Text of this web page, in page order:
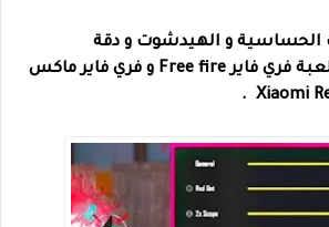
الحساسية و الهيدشوت و دقة
التصويب و DPI في لعبة فري فاير Free fire و فري فاير ماكس